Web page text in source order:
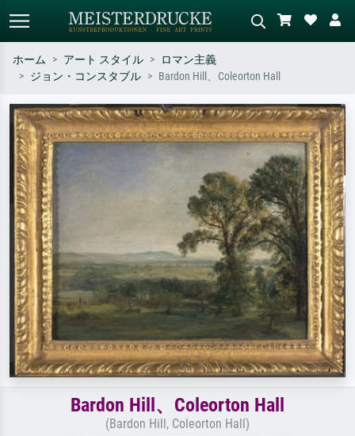
作家名・作品名・スタイルで検索
– 例：モネ、星月夜、印象派、北
斎の波、ヌード。
シーンを説明してください – 例：
緑の草原、赤の多い抽象画、暗い
油絵、木のそばの立ち姿のヌー
ド。
ホーム アート スタイル
ロマン主義
ジョン・コンスタブル
Bardon Hill、Coleorton Hall
Bardon Hill、Coleorton Hall
(Bardon Hill, Coleorton Hall)